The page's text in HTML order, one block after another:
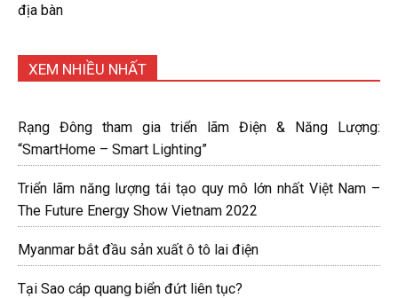
địa bàn
XEM NHIỀU NHẤT
Rạng Đông tham gia triển lãm Điện & Năng Lượng:
“SmartHome – Smart Lighting”
Triển lãm năng lượng tái tạo quy mô lớn nhất Việt Nam –
The Future Energy Show Vietnam 2022
Myanmar bắt đầu sản xuất ô tô lai điện
Tại Sao cáp quang biển đứt liên tục?